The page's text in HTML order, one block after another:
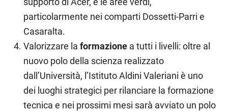
particolarmente nei comparti Dossetti-Parri e
Casaralta.
Valorizzare laformazione a tutti i livelli: oltre al
nuovo polo della scienza realizzato
dall’Università, l’Istituto Aldini Valeriani è uno
dei luoghi strategici per rilanciare la formazione
tecnica e nei prossimi mesi sarà avviato un polo